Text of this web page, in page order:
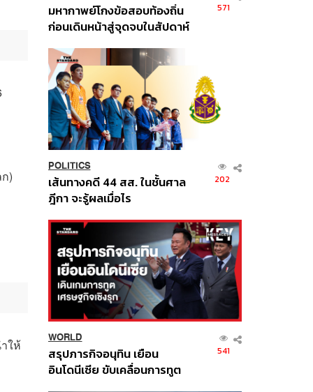
)
ให้
มหากาพย์โกงข้อสอบท้องถิ่น
ก่อนเดินหน้าสู่จุดจบในสัปดาห์
571
POLITICS
เส้นทางคดี 44 สส. ในชั้นศาล
ฎีกา จะรู้ผลเมื่อไร
202
WORLD
สรุปภารกิจอนุทิน เยือน
อินโดนีเซีย ขับเคลื่อนการทูต
541